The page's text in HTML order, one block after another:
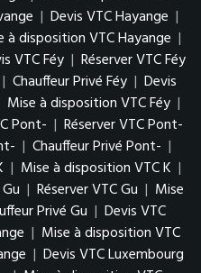
| Devis VTC Hayange |
à disposition VTC Hayange |
VTC Féy | Réserver VTC Féy
| Chauffeur Privé Féy | Devis
Mise à disposition VTC Féy |
Pont- | Réserver VTC Pont-
| Chauffeur Privé Pont- |
| Mise à disposition VTC K |
| Réserver VTC Gu | Mise
Privé Gu | Devis VTC
| Mise à disposition VTC
| Devis VTC Luxembourg